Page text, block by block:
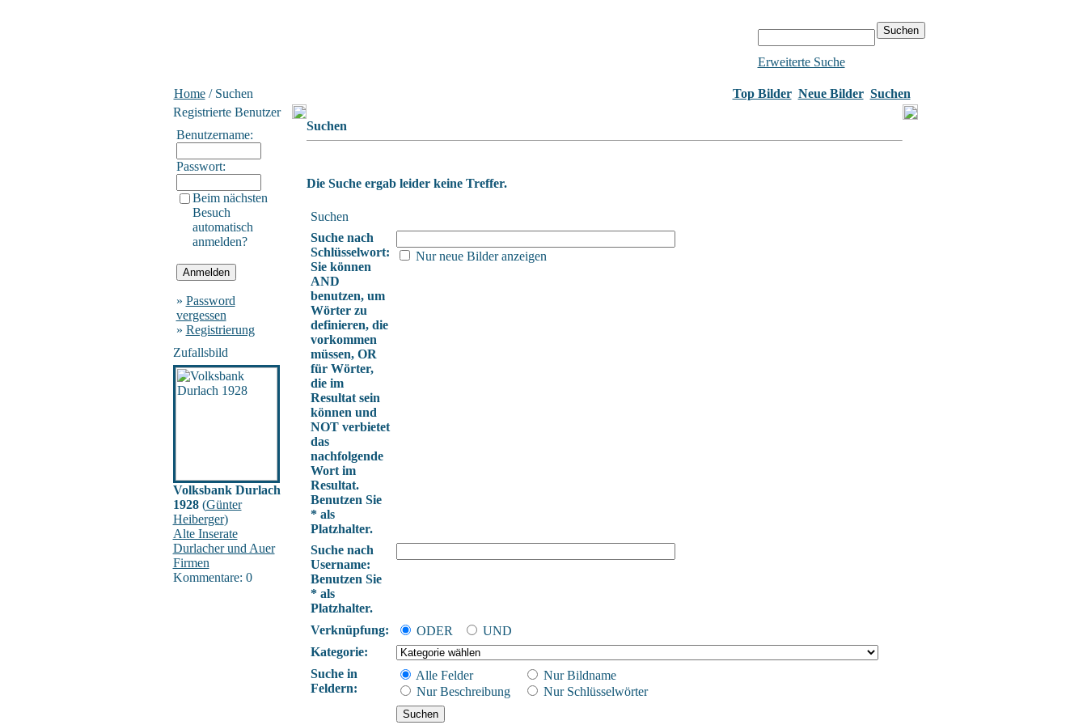
Erweiterte Suche
Home/ Suchen Top Bilder Neue Bilder Suchen
Registrierte Benutzer
Benutzername:
Passwort:
Beim nächsten
Besuch
automatisch
anmelden?
» Password
vergessen
» Registrierung
Zufallsbild
Volksbank Durlach
1928(Günter
Heiberger)
Alte Inserate
Durlacher und Auer
Firmen
Kommentare: 0
Suchen
Die Suche ergab leider keine Treffer.
Suchen
Suche nach
Schlüsselwort:
Sie können
AND
benutzen, um
Wörter zu
definieren, die
vorkommen
müssen, OR
für Wörter,
die im
Resultat sein
können und
NOT verbietet
das
nachfolgende
Wort im
Resultat.
Benutzen Sie
* als
Platzhalter.
Nur neue Bilder anzeigen
Suche nach
Username:
Benutzen Sie
* als
Platzhalter.
Verknüpfung:
ODER
UND
Kategorie:
Suche in
Feldern:
Alle Felder
Nur Bildname
Nur Beschreibung
Nur Schlüsselwörter